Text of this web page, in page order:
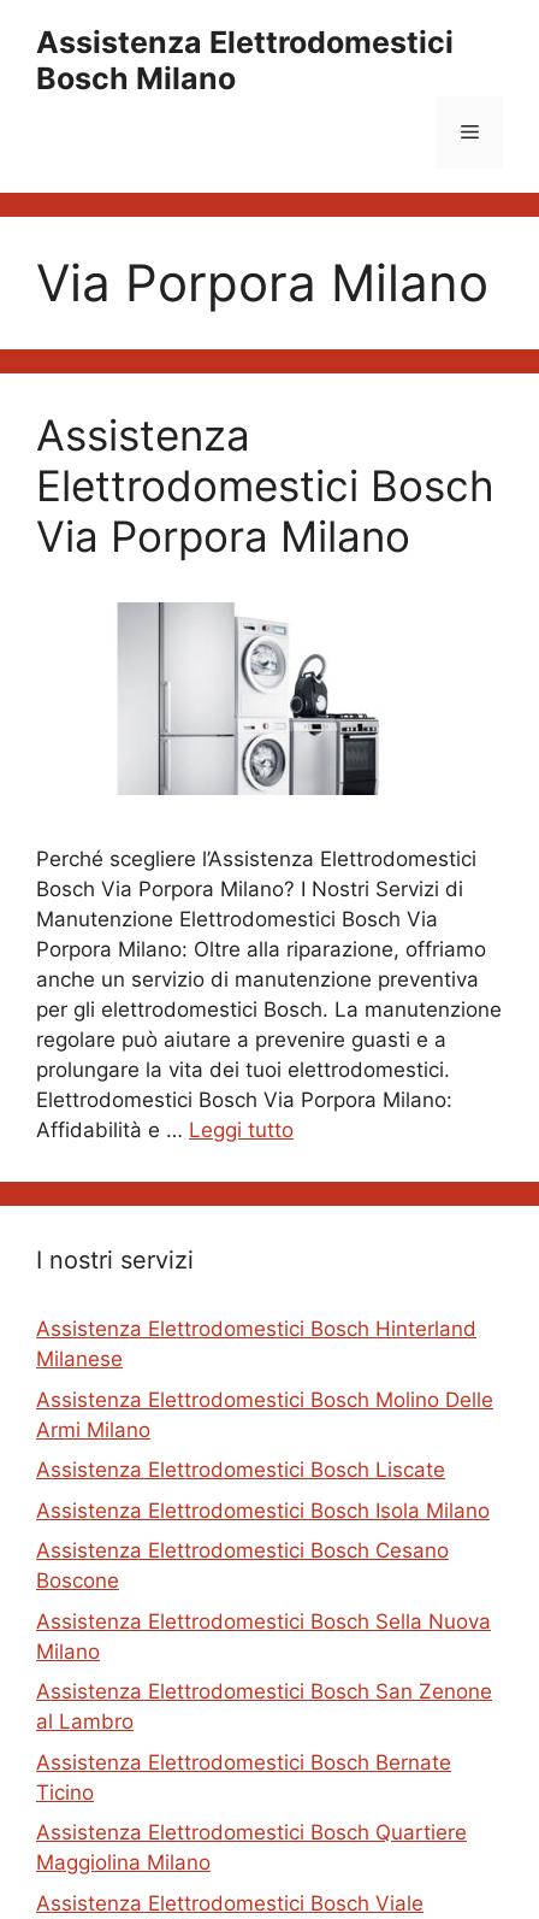
contenuto
Assistenza Elettrodomestici
Bosch Milano
Menu
Via Porpora Milano
Assistenza
Elettrodomestici Bosch
Via Porpora Milano
Perché scegliere l’Assistenza Elettrodomestici
Bosch Via Porpora Milano? I Nostri Servizi di
Manutenzione Elettrodomestici Bosch Via
Porpora Milano: Oltre alla riparazione, offriamo
anche un servizio di manutenzione preventiva
per gli elettrodomestici Bosch. La manutenzione
regolare può aiutare a prevenire guasti e a
prolungare la vita dei tuoi elettrodomestici.
Elettrodomestici Bosch Via Porpora Milano:
Affidabilità e … Leggi tutto
I nostri servizi
Assistenza Elettrodomestici Bosch Hinterland
Milanese
Assistenza Elettrodomestici Bosch Molino Delle
Armi Milano
Assistenza Elettrodomestici Bosch Liscate
Assistenza Elettrodomestici Bosch Isola Milano
Assistenza Elettrodomestici Bosch Cesano
Boscone
Assistenza Elettrodomestici Bosch Sella Nuova
Milano
Assistenza Elettrodomestici Bosch San Zenone
al Lambro
Assistenza Elettrodomestici Bosch Bernate
Ticino
Assistenza Elettrodomestici Bosch Quartiere
Maggiolina Milano
Assistenza Elettrodomestici Bosch Viale